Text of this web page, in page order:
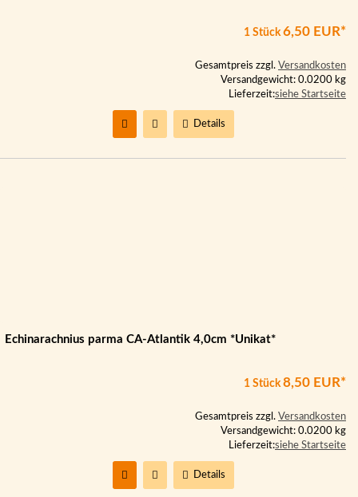
1 Stück 6,50 EUR*
Gesamtpreis zzgl. Versandkosten
Versandgewicht: 0.0200 kg
Lieferzeit:siehe Startseite
Details
Echinarachnius parma CA-Atlantik 4,0cm *Unikat*
1 Stück 8,50 EUR*
Gesamtpreis zzgl. Versandkosten
Versandgewicht: 0.0200 kg
Lieferzeit:siehe Startseite
Details